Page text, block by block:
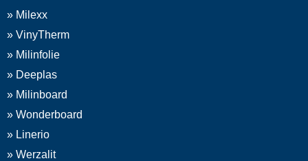
» Milexx
» VinyTherm
» Milinfolie
» Deeplas
» Milinboard
» Wonderboard
» Linerio
» Werzalit